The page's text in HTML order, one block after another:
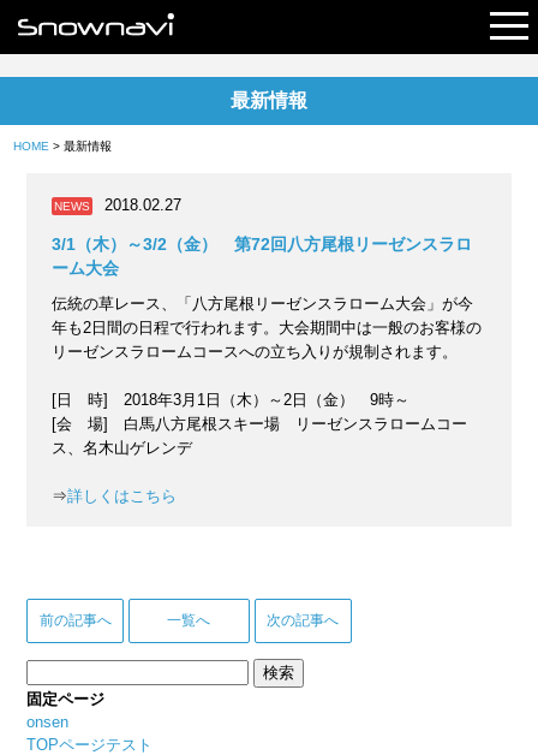
最新情報
HOME > 最新情報
NEWS 2018.02.27
3/1（木）～3/2（金） 第72回八方尾根リーゼンスラロ
ーム大会
伝統の草レース、「八方尾根リーゼンスラローム大会」が今
年も2日間の日程で行われます。大会期間中は一般のお客様の
リーゼンスラロームコースへの立ち入りが規制されます。
[日 時] 2018年3月1日（木）～2日（金） 9時～
[会 場] 白馬八方尾根スキー場 リーゼンスラロームコー
ス、名木山ゲレンデ
⇒詳しくはこちら
前の記事へ 一覧へ 次の記事へ
索:
固定ページ
onsen
TOPページテスト